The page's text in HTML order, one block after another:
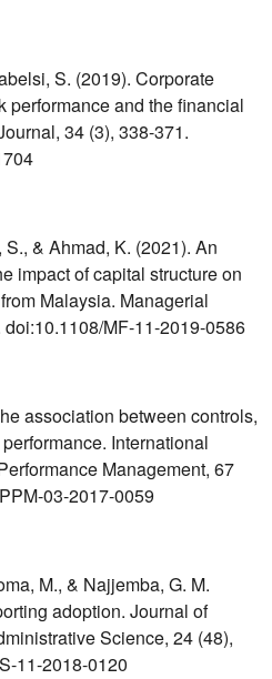
S. (2019). Corporate
performance and the financial
34 (3), 338-371.
& Ahmad, K. (2021). An
impact of capital structure on
Malaysia. Managerial
MF-11-2019-0586
association between controls,
International
Management, 67
03-2017-0059
M., & Najjemba, G. M.
adoption. Journal of
Science, 24 (48),
11-2018-0120